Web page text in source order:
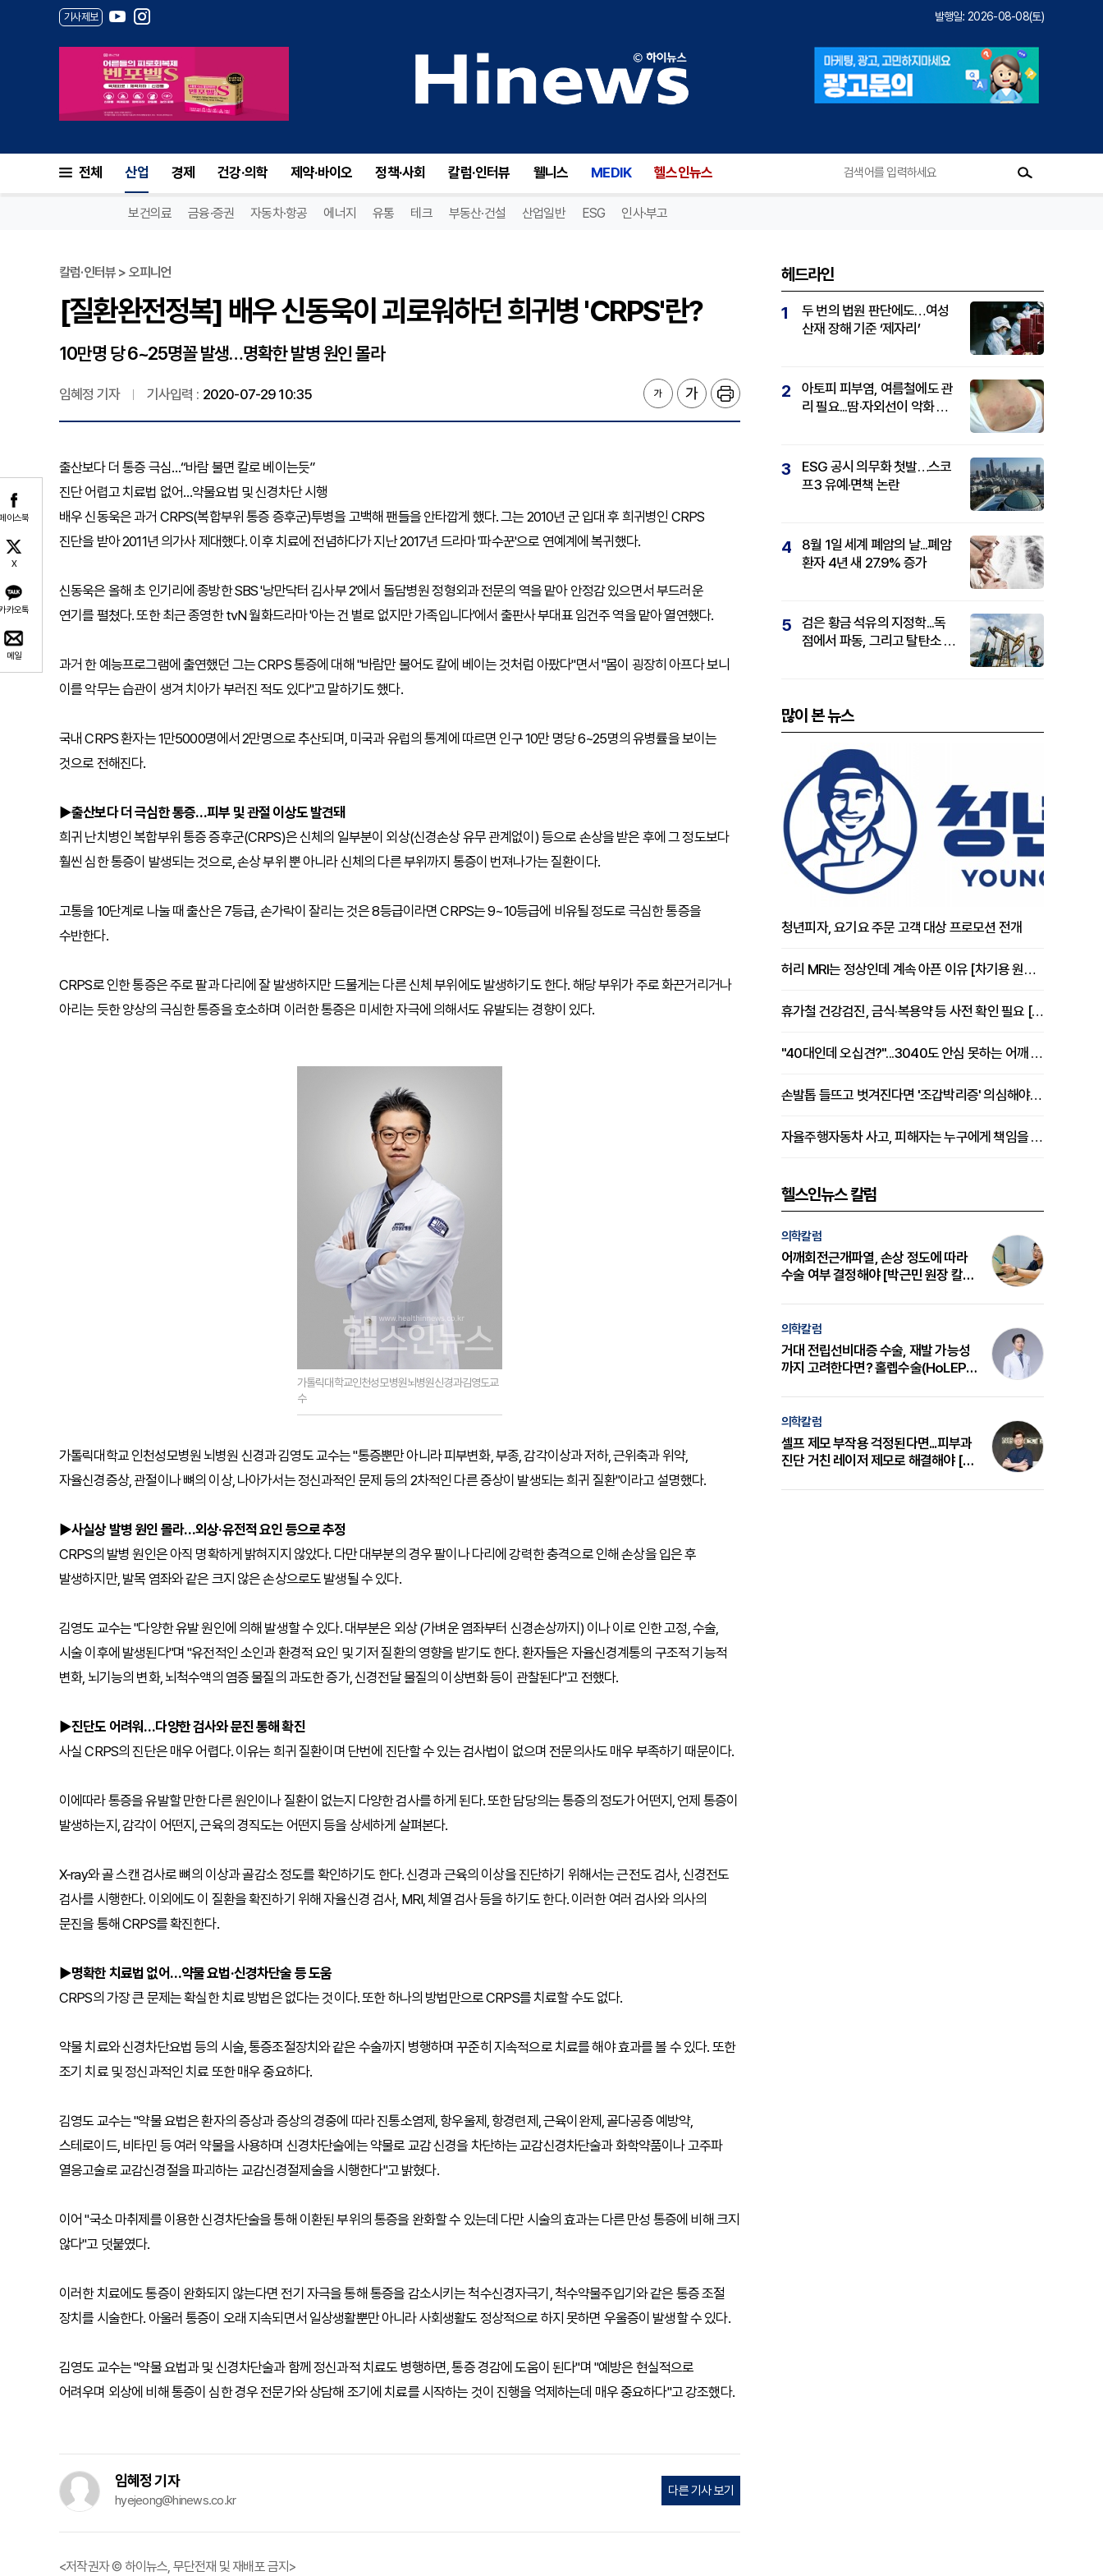
기사제보 발행일: 2026-08-08(토)
전체 산업 경제 건강·의학 제약·바이오 정책·사회 칼럼·인터뷰 웰니스 MEDIK 헬스인뉴스
보건의료 금융·증권 자동차·항공 에너지 유통 테크 부동산·건설 산업일반 ESG 인사·부고
이스북
X
카오톡
메일
칼럼·인터뷰 > 오피니언
[질환완전정복] 배우 신동욱이 괴로워하던 희귀병 'CRPS'란?
10만명 당 6~25명꼴 발생…명확한 발병 원인 몰라
임혜정 기자 기사입력 : 2020-07-29 10:35
출산보다 더 통증 극심…“바람 불면 칼로 베이는듯”
진단 어렵고 치료법 없어…약물요법 및 신경차단 시행
배우 신동욱은 과거 CRPS(복합부위 통증 증후군)투병을 고백해 팬들을 안타깝게 했다. 그는 2010년 군 입대 후 희귀병인 CRPS
진단을 받아 2011년 의가사 제대했다. 이후 치료에 전념하다가 지난 2017년 드라마 '파수꾼'으로 연예계에 복귀했다.
신동욱은 올해 초 인기리에 종방한 SBS '낭만닥터 김사부 2'에서 돌담병원 정형외과 전문의 역을 맡아 안정감 있으면서 부드러운
연기를 펼쳤다. 또한 최근 종영한 tvN 월화드라마 '아는 건 별로 없지만 가족입니다'에서 출판사 부대표 임건주 역을 맡아 열연했다.
과거 한 예능프로그램에 출연했던 그는 CRPS 통증에 대해 "바람만 불어도 칼에 베이는 것처럼 아팠다"면서 "몸이 굉장히 아프다 보니
이를 악무는 습관이 생겨 치아가 부러진 적도 있다"고 말하기도 했다.
국내 CRPS 환자는 1만5000명에서 2만명으로 추산되며, 미국과 유럽의 통계에 따르면 인구 10만 명당 6~25명의 유병률을 보이는
것으로 전해진다.
▶출산보다 더 극심한 통증…피부 및 관절 이상도 발견돼
희귀 난치병인 복합부위 통증 증후군(CRPS)은 신체의 일부분이 외상(신경손상 유무 관계없이) 등으로 손상을 받은 후에 그 정도보다
훨씬 심한 통증이 발생되는 것으로, 손상 부위 뿐 아니라 신체의 다른 부위까지 통증이 번져나가는 질환이다.
고통을 10단계로 나눌 때 출산은 7등급, 손가락이 잘리는 것은 8등급이라면 CRPS는 9~10등급에 비유될 정도로 극심한 통증을
수반한다.
CRPS로 인한 통증은 주로 팔과 다리에 잘 발생하지만 드물게는 다른 신체 부위에도 발생하기도 한다. 해당 부위가 주로 화끈거리거나
아리는 듯한 양상의 극심한 통증을 호소하며 이러한 통증은 미세한 자극에 의해서도 유발되는 경향이 있다.
가톨릭대학교인천성모병원뇌병원신경과김영도교
수
가톨릭대학교 인천성모병원 뇌병원 신경과 김영도 교수는 "통증뿐만 아니라 피부변화, 부종, 감각이상과 저하, 근위축과 위약,
자율신경증상, 관절이나 뼈의 이상, 나아가서는 정신과적인 문제 등의 2차적인 다른 증상이 발생되는 희귀 질환"이라고 설명했다.
▶사실상 발병 원인 몰라…외상·유전적 요인 등으로 추정
CRPS의 발병 원인은 아직 명확하게 밝혀지지 않았다. 다만 대부분의 경우 팔이나 다리에 강력한 충격으로 인해 손상을 입은 후
발생하지만, 발목 염좌와 같은 크지 않은 손상으로도 발생될 수 있다.
김영도 교수는 "다양한 유발 원인에 의해 발생할 수 있다. 대부분은 외상 (가벼운 염좌부터 신경손상까지) 이나 이로 인한 고정, 수술,
시술 이후에 발생된다"며 "유전적인 소인과 환경적 요인 및 기저 질환의 영향을 받기도 한다. 환자들은 자율신경계통의 구조적 기능적
변화, 뇌기능의 변화, 뇌척수액의 염증 물질의 과도한 증가, 신경전달 물질의 이상변화 등이 관찰된다"고 전했다.
▶진단도 어려워…다양한 검사와 문진 통해 확진
사실 CRPS의 진단은 매우 어렵다. 이유는 희귀 질환이며 단번에 진단할 수 있는 검사법이 없으며 전문의사도 매우 부족하기 때문이다.
이에따라 통증을 유발할 만한 다른 원인이나 질환이 없는지 다양한 검사를 하게 된다. 또한 담당의는 통증의 정도가 어떤지, 언제 통증이
발생하는지, 감각이 어떤지, 근육의 경직도는 어떤지 등을 상세하게 살펴본다.
X-ray와 골 스캔 검사로 뼈의 이상과 골감소 정도를 확인하기도 한다. 신경과 근육의 이상을 진단하기 위해서는 근전도 검사, 신경전도
검사를 시행한다. 이외에도 이 질환을 확진하기 위해 자율신경 검사, MRI, 체열 검사 등을 하기도 한다. 이러한 여러 검사와 의사의
문진을 통해 CRPS를 확진한다.
▶명확한 치료법 없어…약물 요법·신경차단술 등 도움
CRPS의 가장 큰 문제는 확실한 치료 방법은 없다는 것이다. 또한 하나의 방법만으로 CRPS를 치료할 수도 없다.
약물 치료와 신경차단요법 등의 시술, 통증조절장치와 같은 수술까지 병행하며 꾸준히 지속적으로 치료를 해야 효과를 볼 수 있다. 또한
조기 치료 및 정신과적인 치료 또한 매우 중요하다.
김영도 교수는 "약물 요법은 환자의 증상과 증상의 경중에 따라 진통소염제, 항우울제, 항경련제, 근육이완제, 골다공증 예방약,
스테로이드, 비타민 등 여러 약물을 사용하며 신경차단술에는 약물로 교감 신경을 차단하는 교감신경차단술과 화학약품이나 고주파
열응고술로 교감신경절을 파괴하는 교감신경절제술을 시행한다"고 밝혔다.
이어 "국소 마취제를 이용한 신경차단술을 통해 이환된 부위의 통증을 완화할 수 있는데 다만 시술의 효과는 다른 만성 통증에 비해 크지
않다"고 덧붙였다.
이러한 치료에도 통증이 완화되지 않는다면 전기 자극을 통해 통증을 감소시키는 척수신경자극기, 척수약물주입기와 같은 통증 조절
장치를 시술한다. 아울러 통증이 오래 지속되면서 일상생활뿐만 아니라 사회생활도 정상적으로 하지 못하면 우울증이 발생할 수 있다.
김영도 교수는 "약물 요법과 및 신경차단술과 함께 정신과적 치료도 병행하면, 통증 경감에 도움이 된다"며 "예방은 현실적으로
어려우며 외상에 비해 통증이 심한 경우 전문가와 상담해 조기에 치료를 시작하는 것이 진행을 억제하는데 매우 중요하다"고 강조했다.
임혜정 기자
hyejeong@hinews.co.kr
다른 기사 보기
<저작권자 © 하이뉴스, 무단전재 및 재배포 금지>
헤드라인
1
두 번의 법원 판단에도…여성
산재 장해 기준 ‘제자리’
2
아토피 피부염, 여름철에도 관
리 필요...땀·자외선이 악화 요
3
ESG 공시 의무화 첫발…스코
프3 유예·면책 논란
4
8월 1일 세계 폐암의 날...폐암
환자 4년 새 27.9% 증가
5
검은 황금 석유의 지정학...독
점에서 파동, 그리고 탈탄소 패
많이 본 뉴스
청년피자, 요기요 주문 고객 대상 프로모션 전개
허리 MRI는 정상인데 계속 아픈 이유 [차기용 원장 칼럼]
휴가철 건강검진, 금식·복용약 등 사전 확인 필요 [정도감 원장 칼럼]
"40대인데 오십견?"...3040도 안심 못하는 어깨 유착성 관절낭염
손발톱 들뜨고 벗겨진다면 '조갑박리증' 의심해야 [김철윤 원장 칼럼]
자율주행자동차 사고, 피해자는 누구에게 책임을 물을 수 있을까
헬스인뉴스 칼럼
의학칼럼
어깨회전근개파열, 손상 정도에 따라
수술 여부 결정해야 [박근민 원장 칼
의학칼럼
거대 전립선비대증 수술, 재발 가능성
까지 고려한다면? 홀렙수술(HoLEP)
의학칼럼
셀프 제모 부작용 걱정된다면...피부과
진단 거친 레이저 제모로 해결해야 [변